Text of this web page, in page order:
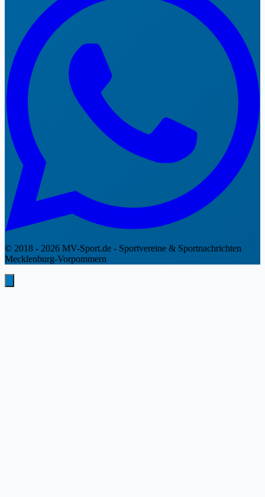
© 2018 - 2026 MV-Sport.de - Sportvereine & Sportnachrichten
Mecklenburg-Vorpommern